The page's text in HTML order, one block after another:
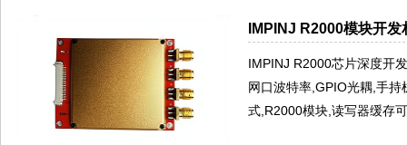
IMPINJ R2000模块开
IMPINJ R2000芯片深度开
网口波特率,GPIO光耦,手
式,R2000模块,读写器缓存